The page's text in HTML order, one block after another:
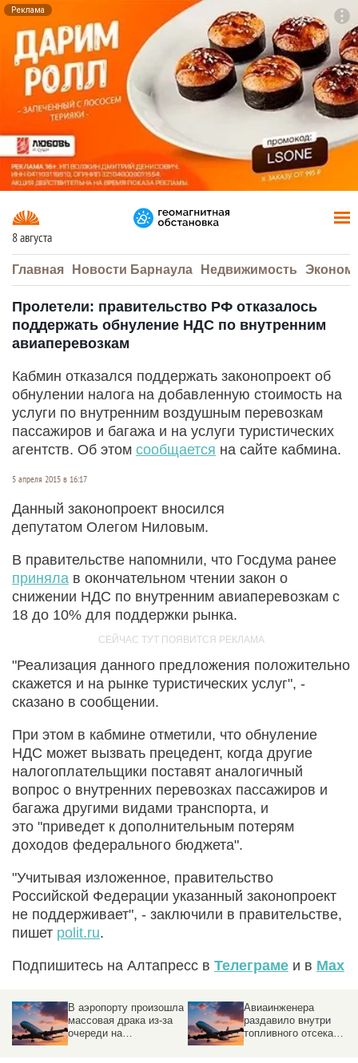
Реклама
8 августа
Главная Новости Барнаула Недвижимость
Пролетели: правительство РФ отказалось
поддержать обнуление НДС по внутренним
авиаперевозкам
Кабмин отказался поддержать законопроект об
обнулении налога на добавленную стоимость на
услуги по внутренним воздушным перевозкам
пассажиров и багажа и на услуги туристических
агентств. Об этом сообщается на сайте кабмина.
5 апреля 2015 в 16:17
Данный законопроект вносился
депутатом Олегом Ниловым.
В правительстве напомнили, что Госдума ранее
приняла в окончательном чтении закон о
снижении НДС по внутренним авиаперевозкам с
18 до 10% для поддержки рынка.
"Реализация данного предложения положительно
скажется и на рынке туристических услуг", -
сказано в сообщении.
При этом в кабмине отметили, что обнуление
НДС может вызвать прецедент, когда другие
налогоплательщики поставят аналогичный
вопрос о внутренних перевозках пассажиров и
багажа другими видами транспорта, и
это "приведет к дополнительным потерям
доходов федерального бюджета".
"Учитывая изложенное, правительство
Российской Федерации указанный законопроект
не поддерживает", - заключили в правительстве,
пишет polit.ru.
Подпишитесь на Алтапресс в Телеграме и в Max
В аэропорту произошла
массовая драка из-за
очереди на
Авиаинженера
раздавило внутри
топливного отсека